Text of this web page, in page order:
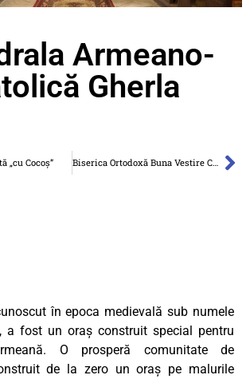
Armeano-
Gherla
„cu Cocoş” Biserica Ortodoxă Buna Vestire Cluj
în epoca medievală sub numele
a fost un oraș construit special pentru
O prosperă comunitate de
de la zero un oraș pe malurile